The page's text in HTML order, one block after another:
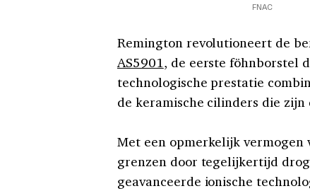
FNAC
Remington revolutioneert de
AS5901, de eerste föhnborstel
technologische prestatie
de keramische cilinders die
Met een opmerkelijk
grenzen door tegelijkertijd
geavanceerde ionische